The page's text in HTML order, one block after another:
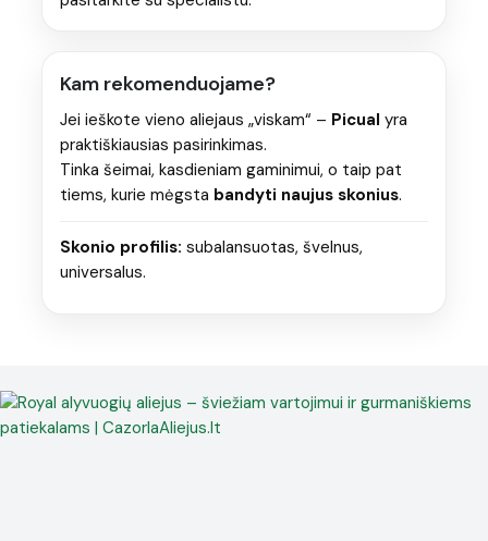
Kam rekomenduojame?
Jei ieškote vieno aliejaus „viskam“ – Picual yra
praktiškiausias pasirinkimas.
Tinka šeimai, kasdieniam gaminimui, o taip pat
tiems, kurie mėgsta bandyti naujus skonius.
Skonio profilis: subalansuotas, švelnus,
universalus.